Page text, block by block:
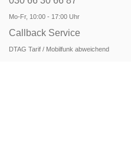
Mo-Fr, 10:00 - 17:00 Uhr
Callback Service
DTAG Tarif / Mobilfunk abweichend